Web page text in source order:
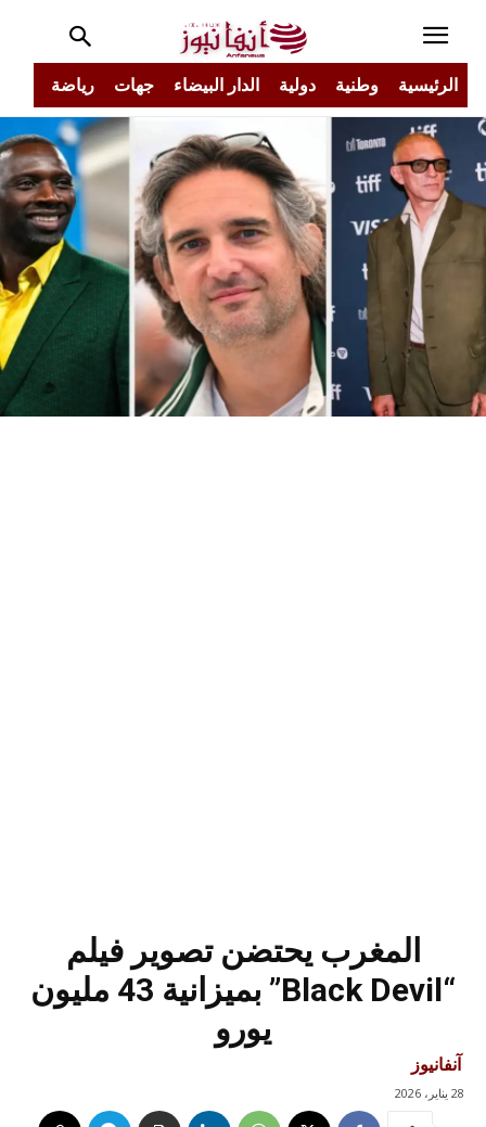
الرئيسية وطنية دولية الدار البيضاء جهات رياضة
المغرب يحتضن تصوير فيلم
“Black Devil” بميزانية 43 مليون
يورو
آنفانيوز
28 يناير، 2026